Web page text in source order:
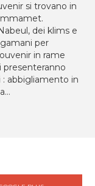
si trovano in
dei klims e
per
in rame
presenteranno
abbigliamento in